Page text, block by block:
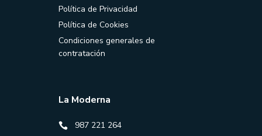
Política de Privacidad
Política de Cookies
Condiciones generales de
contratación
La Moderna
987 221 264